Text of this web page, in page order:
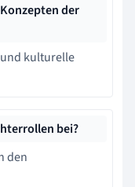
der
kulturelle
bei?
den